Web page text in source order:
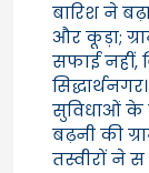
बारिश ने
और कूड़ा;
सफाई नहीं,
सुविधाओं के
बढ़नी की
तस्वीरों ने स